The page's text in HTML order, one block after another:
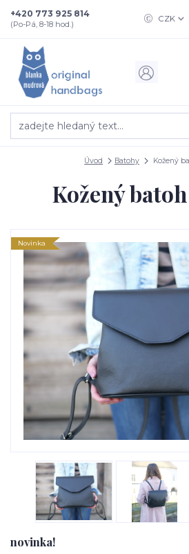
CZK
+420 773 925 814
(Po-Pá, 8-18 hod.)
Úvod Batohy Kožený
Kožený
Novinka
novinka!